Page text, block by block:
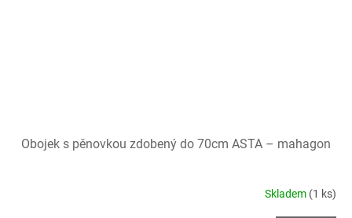
Obojek s pěnovkou zdobený do 70cm ASTA – mahagon
Skladem (1 ks)